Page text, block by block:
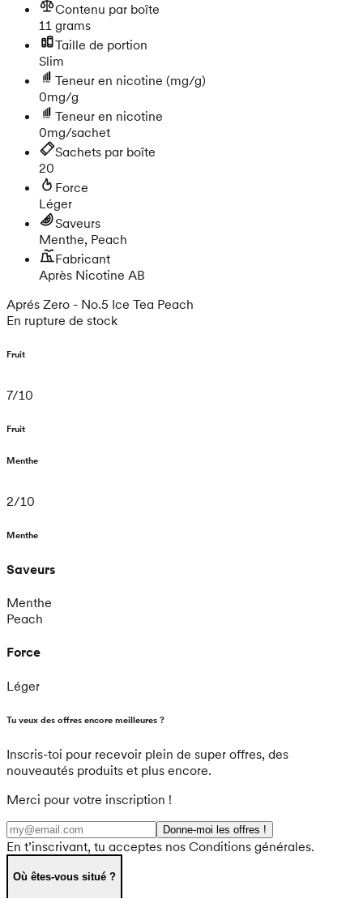
Contenu par boîte
11 grams
Taille de portion
Slim
Teneur en nicotine (mg/g)
0mg/g
Teneur en nicotine
0mg/sachet
Sachets par boîte
20
Force
Léger
Saveurs
Menthe, Peach
Fabricant
Après Nicotine AB
Aprés Zero - No.5 Ice Tea Peach
En rupture de stock
Fruit
7/10
Fruit
Menthe
2/10
Menthe
Saveurs
Menthe
Peach
Force
Léger
Tu veux des offres encore meilleures ?
Inscris-toi pour recevoir plein de super offres, des
nouveautés produits et plus encore.
Merci pour votre inscription !
Donne-moi les offres !
En t’inscrivant, tu acceptes nos Conditions générales.
Où êtes-vous situé ?